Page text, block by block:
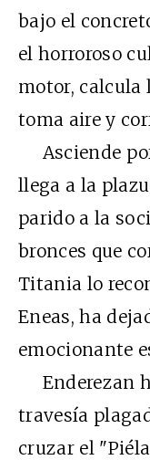
bajo el
el horroroso
motor, calcula
toma aire y
Asciende
llega a la
parido a la
bronces que
Titania lo
Eneas, ha
emocionante
Enderezan
travesía
cruzar el